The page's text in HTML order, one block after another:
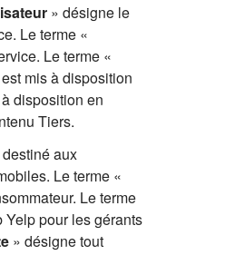
» désigne le
Le terme «
Le terme «
mis à disposition
disposition en
Tiers.
aux
Le terme «
Le terme
pour les gérants
» désigne tout